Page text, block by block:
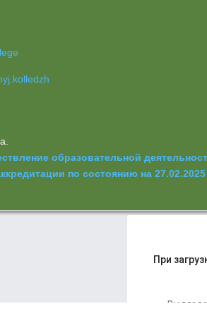
образовательной
по состоянию на 27.02.2025
При
Вы